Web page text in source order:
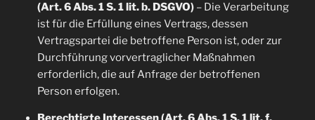
(Art. 6 Abs. 1 S. 1 lit. b. DSGVO)– Die Verarbeitung
ist für die Erfüllung eines Vertrags, dessen
Vertragspartei die betroffene Person ist, oder zur
Durchführung vorvertraglicher Maßnahmen
erforderlich, die auf Anfrage der betroffenen
Person erfolgen.